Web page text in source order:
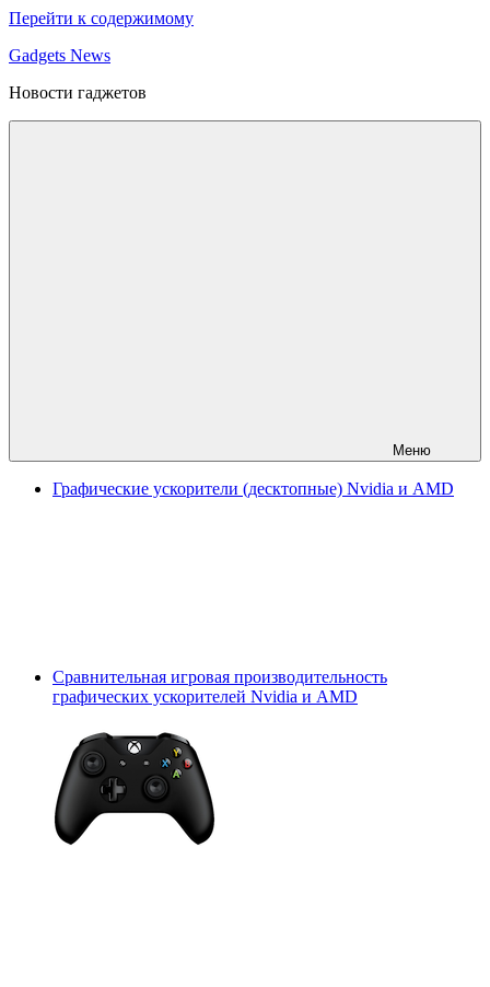
Перейти к содержимому
Gadgets News
Новости гаджетов
Меню
Графические ускорители (десктопные) Nvidia и AMD
Сравнительная игровая производительность
графических ускорителей Nvidia и AMD